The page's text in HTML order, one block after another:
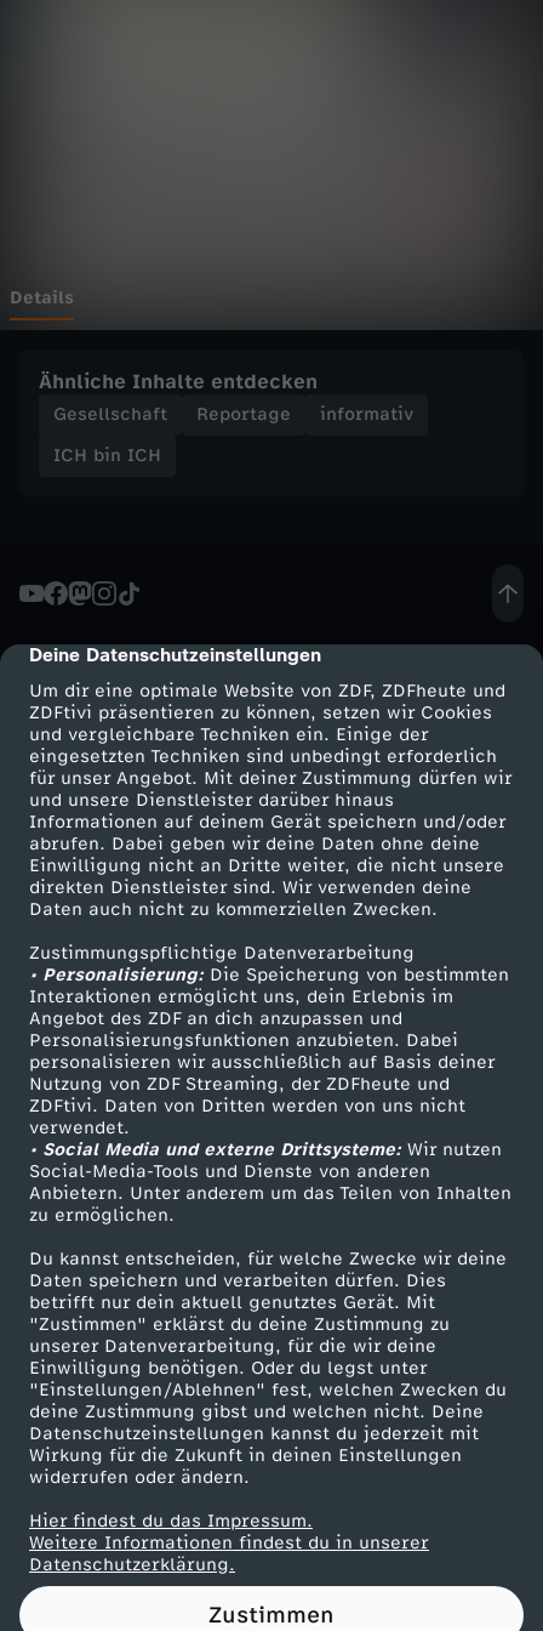
cmp-dialog-description
Deine Datenschutzeinstellungen
Um dir eine optimale Website von ZDF, ZDFheute und
ZDFtivi präsentieren zu können, setzen wir Cookies
und vergleichbare Techniken ein. Einige der
eingesetzten Techniken sind unbedingt erforderlich
für unser Angebot. Mit deiner Zustimmung dürfen wir
und unsere Dienstleister darüber hinaus
Informationen auf deinem Gerät speichern und/oder
abrufen. Dabei geben wir deine Daten ohne deine
Einwilligung nicht an Dritte weiter, die nicht unsere
direkten Dienstleister sind. Wir verwenden deine
Daten auch nicht zu kommerziellen Zwecken.
Zustimmungspflichtige Datenverarbeitung
• Personalisierung:Die Speicherung von bestimmten
Interaktionen ermöglicht uns, dein Erlebnis im
Angebot des ZDF an dich anzupassen und
Personalisierungsfunktionen anzubieten. Dabei
personalisieren wir ausschließlich auf Basis deiner
Nutzung von ZDF Streaming, der ZDFheute und
ZDFtivi. Daten von Dritten werden von uns nicht
verwendet.
• Social Media und externe Drittsysteme:Wir nutzen
Social-Media-Tools und Dienste von anderen
Anbietern. Unter anderem um das Teilen von Inhalten
zu ermöglichen.
Du kannst entscheiden, für welche Zwecke wir deine
Daten speichern und verarbeiten dürfen. Dies
betrifft nur dein aktuell genutztes Gerät. Mit
"Zustimmen" erklärst du deine Zustimmung zu
unserer Datenverarbeitung, für die wir deine
Einwilligung benötigen. Oder du legst unter
"Einstellungen/Ablehnen" fest, welchen Zwecken du
deine Zustimmung gibst und welchen nicht. Deine
Datenschutzeinstellungen kannst du jederzeit mit
Wirkung für die Zukunft in deinen Einstellungen
widerrufen oder ändern.
Hier findest du das Impressum.
Weitere Informationen findest du in unserer
Datenschutzerklärung.
Zustimmen
f
a
c
h
t
R
o
l
l
k
u
n
s
t
l
a
u
f
Details
Ähnliche Inhalte entdecken
Gesellschaft Reportage
informativ
ICH bin ICH
Mehr ZDF
ZDF-Apps
Smart TV
ZDFtext
Livestreams
Sendungen A-Z
TV-Programm
Service
ZDFmitreden
Kontakt zum ZDF
Tickets
Zuschauerservice
Hilfe
ZDF Unternehmen
Karriere
ZDF goes Schule
Werbefernsehen
Mainzelmännchen
Partner